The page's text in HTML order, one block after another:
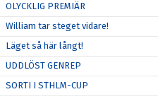
OLYCKLIG PREMIÄR
William tar steget vidare!
Läget så här långt!
UDDLÖST GENREP
SORTI I STHLM-CUP